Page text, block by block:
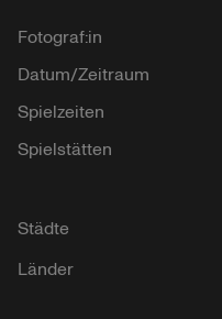
Fotograf:in
Datum/Zeitraum
Spielzeiten
Spielstätten
Städte
Länder